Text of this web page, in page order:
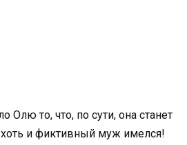
Олю то, что, по сути, она станет
и фиктивный муж имелся!